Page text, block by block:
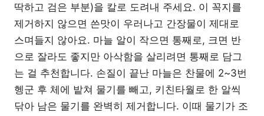
딱하고 검은 부분)을 칼로 도려내 주세요. 이 꼭지를
제거하지 않으면 쓴맛이 우러나고 간장물이 제대로
스며들지 않아요. 마늘 알이 작으면 통째로, 크면 반
으로 잘라도 좋지만 아삭함을 살리려면 통째로 담그
는 걸 추천합니다. 손질이 끝난 마늘은 찬물에 2~3번
헹군 후 체에 밭쳐 물기를 빼고, 키친타월로 한 알씩
닦아 남은 물기를 완벽히 제거합니다. 이때 물기가 조